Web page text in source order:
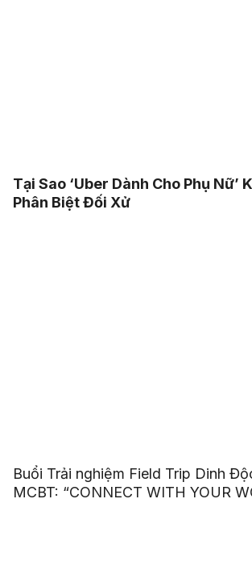
Tại Sao ‘Uber Dành Cho Phụ Nữ’
Phân Biệt Đối Xử
Buổi Trải nghiệm Field Trip Dinh
MCBT: “CONNECT WITH YOUR